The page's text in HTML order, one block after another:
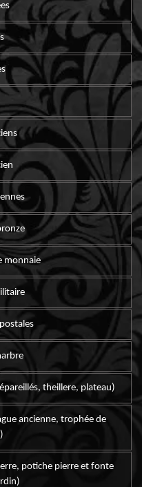
monnaie
theillere, plateau)
ancienne, trophée de
potiche pierre et fonte